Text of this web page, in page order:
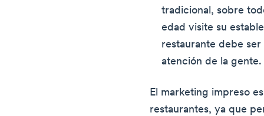
tradicional, sobre
edad visite su
restaurante debe
atención de la gente.
El marketing impreso
restaurantes, ya que